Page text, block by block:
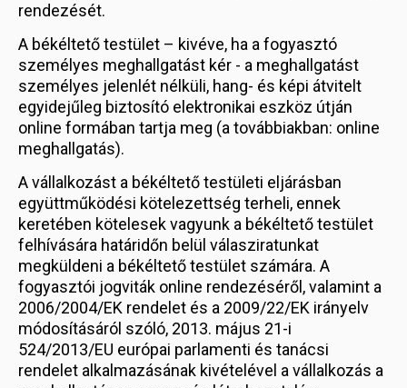
rendezését.
A békéltető testület – kivéve, ha a fogyasztó
személyes meghallgatást kér - a meghallgatást
személyes jelenlét nélküli, hang- és képi átvitelt
egyidejűleg biztosító elektronikai eszköz útján
online formában tartja meg (a továbbiakban: online
meghallgatás).
A vállalkozást a békéltető testületi eljárásban
együttműködési kötelezettség terheli, ennek
keretében kötelesek vagyunk a békéltető testület
felhívására határidőn belül válasziratunkat
megküldeni a békéltető testület számára. A
fogyasztói jogviták online rendezéséről, valamint a
2006/2004/EK rendelet és a 2009/22/EK irányelv
módosításáról szóló, 2013. május 21-i
524/2013/EU európai parlamenti és tanácsi
rendelet alkalmazásának kivételével a vállalkozás a